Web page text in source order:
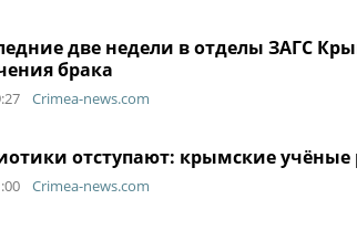
две недели в отделы ЗАГС
брака
Crimea-news.com
отступают: крымские
Crimea-news.com